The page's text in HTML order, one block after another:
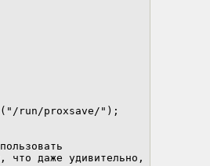
("/run/proxsave/");
что даже удивительно,